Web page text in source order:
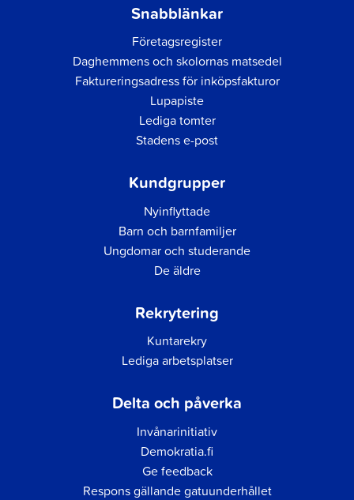
Snabblänkar
Företagsregister
Daghemmens och skolornas matsedel
Faktureringsadress för inköpsfakturor
Lupapiste
Lediga tomter
Stadens e-post
Kundgrupper
Nyinflyttade
Barn och barnfamiljer
Ungdomar och studerande
De äldre
Rekrytering
Kuntarekry
Lediga arbetsplatser
Delta och påverka
Invånarinitiativ
Demokratia.fi
Ge feedback
Respons gällande gatuunderhållet